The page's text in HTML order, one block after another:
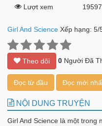
Lượt xem 19597
Girl And Science Xếp hạng: 5/
Theo dõi 0 Người Đã
Đọc từ đầu Đọc mới
NỘI DUNG TRUYỆN
Girl And Science là một trong